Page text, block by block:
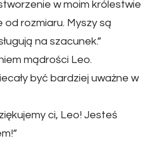
w moim królestwie
od rozmiaru. Myszy są
na szacunek.”
mądrości Leo.
być bardziej uważne w
ci, Leo! Jesteś